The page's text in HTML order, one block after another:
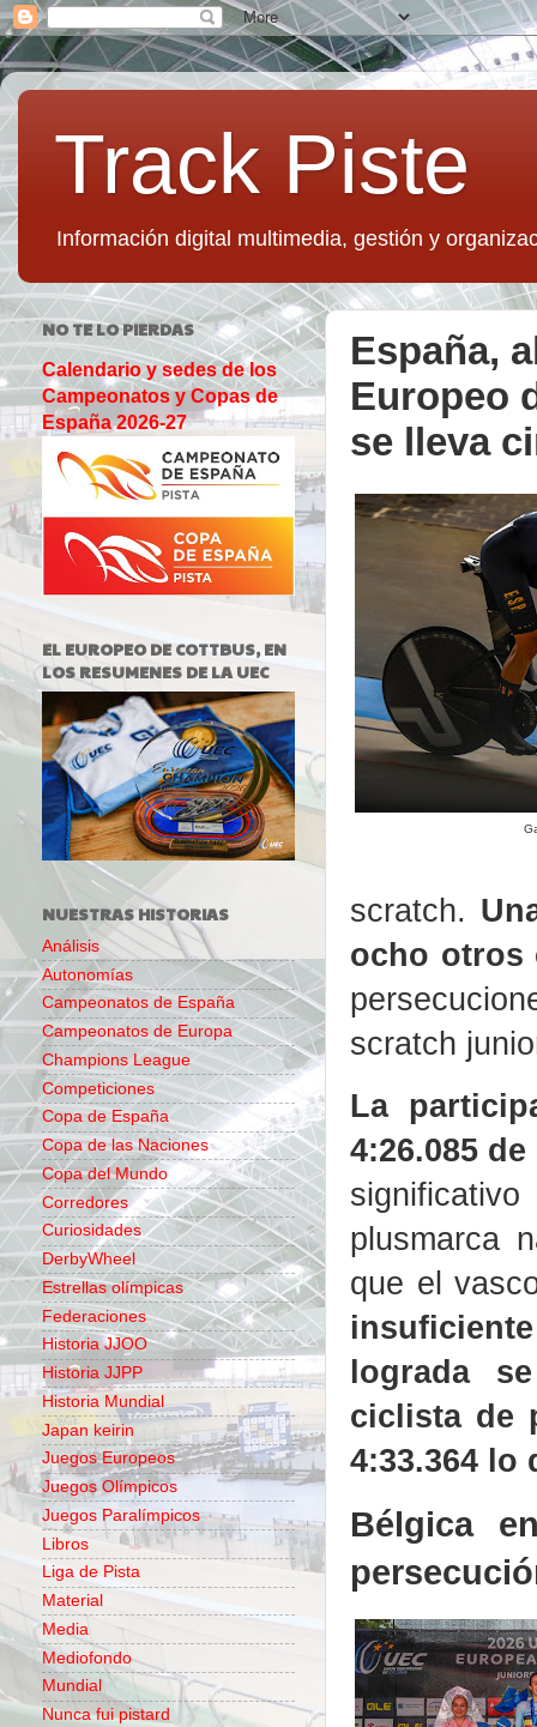
Track Piste
Información digital multimedia, gestión y
España,
Europeo
se lleva
scratch.
ocho otros
scratch
La
4:26.085
plusmarca
que el
lograda
ciclista de
4:33.364 lo
Bélgica
NO TE LO PIERDAS
Calendario y sedes de los
Campeonatos y Copas de
España 2026-27
EL EUROPEO DE COTTBUS, EN
LOS RESUMENES DE LA UEC
NUESTRAS HISTORIAS
Análisis
Autonomías
Campeonatos de España
Campeonatos de Europa
Champions League
Competiciones
Copa de España
Copa de las Naciones
Copa del Mundo
Corredores
Curiosidades
DerbyWheel
Estrellas olímpicas
Federaciones
Historia JJOO
Historia JJPP
Historia Mundial
Japan keirin
Juegos Europeos
Juegos Olímpicos
Juegos Paralímpicos
Libros
Liga de Pista
Material
Media
Mediofondo
Mundial
Nunca fui pistard